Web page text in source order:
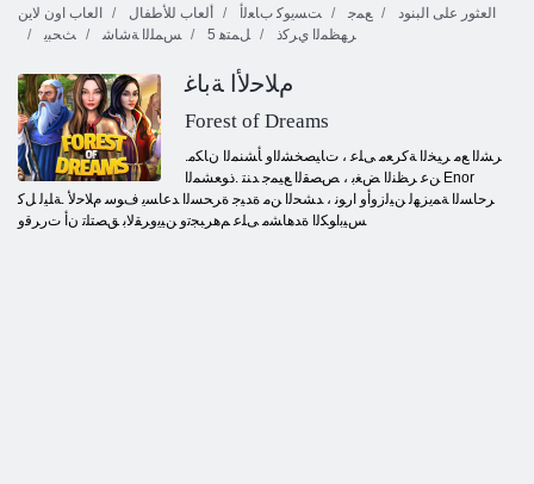
العاب اون لاين
ألعاب للأطفال ﺖﺴﻳﻮﻛ ﺏﺎﻌﻟﺃ ﻊﻤﺟ
العثور على البنود
ﺚﺤﺒﻳ
ﺲﻤﻠﻟﺍ ﺔﺷﺎﺷ 5 ﻞﻤﺘﻫ ﺮﻬﻈﻤﻟﺍ ﻱﺮﻛﺫ
ﻡﻼ ﺣﻷ ﺍ ﺔﺑﺎﻏ
Forest of Dreams
.ﺮﺸﻟﺍ ﻊﻣ ﺮﻴﺨﻟﺍ ﺔﻛﺮﻌﻣ ﻰﻠﻋ ، ﺕﺎﻴﺼﺨﺸﻟﺍﻭ ﺄﺸﻨﻤﻟﺍ ﻥﺎﻜﻣ
ﻦﻋ ﺮﻈﻨﻟﺍ ﺾﻐﺑ ، ﺺﺼﻘﻟﺍ ﻊﻴﻤﺟ ﺪﻨﺘ .ﺫﻮﻌﺸﻤﻟﺍ Enor
ﺮﺣﺎﺴﻟﺍ ﺔﻤﻳﺰﻬﻟ ﻦﻴﻟﺯﻭﺃﻭ ﺍﺭﻮﻧ ، ﺪﺸﺤﻟﺍ ﻦﻣ ﺓﺪﻴﺟ ﺓﺮﺤﺴﻟﺍ ﺪﻋﺎﺴﻳ ﻑﻮﺳ ﻡﻼ ﺣﻷ .ﺔﻠﻴﻟ ﻞﻛ
ﺲﻴﺑﺍﻮﻜﻟﺍ ﺓﺪﻫﺎﺸﻣ ﻰﻠﻋ ﻢﻫﺮﺒﺠﺗﻭ ﻦﻴﻳﻭﺮﻘﻟﺎﺑ ﻖﺼﺘﻠﺗ ﻥﺃ ﺕﺭﺮﻗﻭ